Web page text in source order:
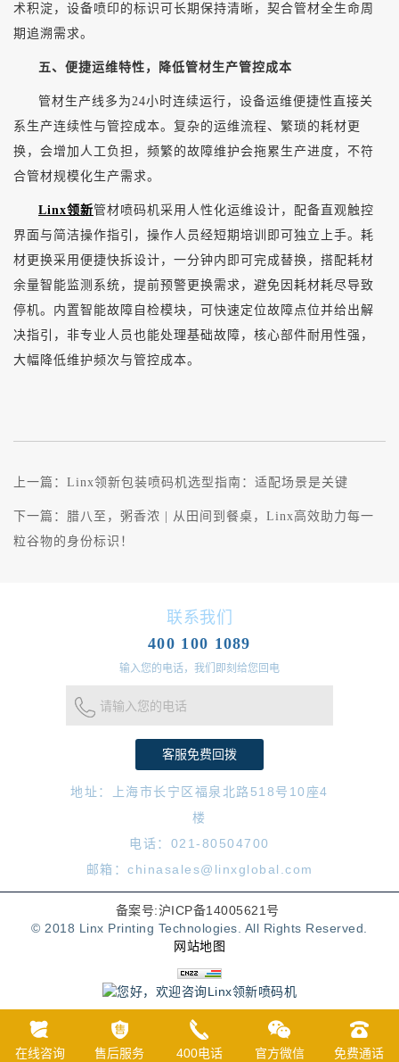
术积淀，设备喷印的标识可长期保持清晰，契合管材全生命周
期追溯需求。
五、便捷运维特性，降低管材生产管控成本
管材生产线多为 24小时连续运行，设备运维便捷性直接关
系生产连续性与管控成本。复杂的运维流程、繁琐的耗材更
换，会增加人工负担，频繁的故障维护会拖累生产进度，不符
合管材规模化生产需求。
Linx领新管材喷码机采用人性化运维设计，配备直观触控
界面与简洁操作指引，操作人员经短期培训即可独立上手。耗
材更换采用便捷快拆设计，一分钟内即可完成替换，搭配耗材
余量智能监测系统，提前预警更换需求，避免因耗材耗尽导致
停机。内置智能故障自检模块，可快速定位故障点位并给出解
决指引，非专业人员也能处理基础故障，核心部件耐用性强，
大幅降低维护频次与管控成本。
上一篇： Linx领新包装喷码机选型指南：适配场景是关键
下一篇： 腊八至，粥香浓 | 从田间到餐桌，Linx高效助力每一
粒谷物的身份标识！
联系我们
400 100 1089
输入您的电话，我们即刻给您回电
请输入您的电话
地址：上海市长宁区福泉北路518号10座4
楼
电话：021-80504700
邮箱：chinasales@linxglobal.com
备案号:沪ICP备14005621号
© 2018 Linx Printing Technologies. All Rights Reserved.
网站地图
在线咨询 售后服务 400电话 官方微信 免费通话